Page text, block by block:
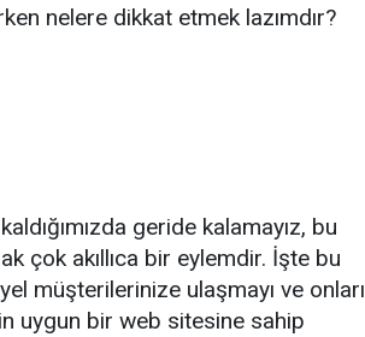
nelere dikkat etmek lazımdır?
geride kalamayız, bu
çok akıllıca bir eylemdir. İşte bu
müşterilerinize ulaşmayı ve onları
uygun bir web sitesine sahip